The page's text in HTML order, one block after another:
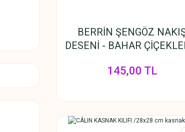
BERRİN ŞENGÖZ
DESENİ - BAHAR
145,00 TL